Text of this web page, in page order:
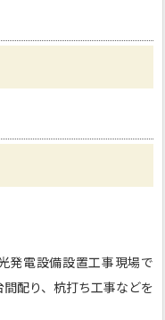
発電設備設置工事現場で
配り、杭打ち工事などを